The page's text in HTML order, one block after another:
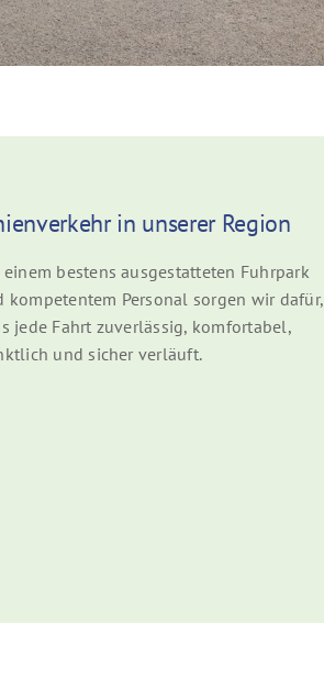
in unserer Region
bestens ausgestatteten Fuhrpark
kompetentem Personal sorgen wir dafür,
jede Fahrt zuverlässig, komfortabel,
und sicher verläuft.